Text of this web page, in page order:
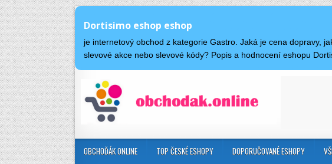
Dortisimo eshop eshop
je internetový obchod z kategorie Gastro. Jaká je cena dopravy,
slevové akce nebo slevové kódy? Popis a hodnocení eshopu
OBCHOĎÁK ONLINE TOP ČESKÉ ESHOPY DOPORUČOVANÉ ESHOPY